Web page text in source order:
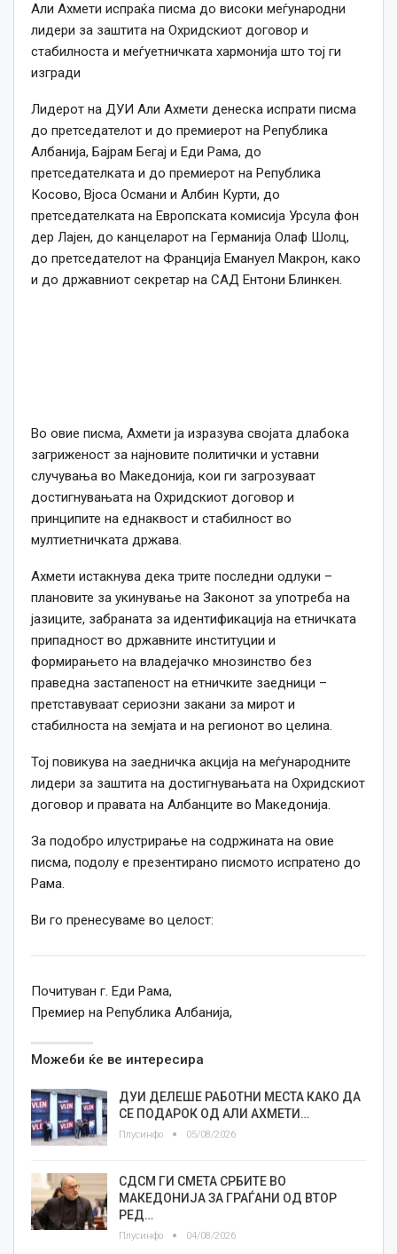
Али Ахмети испраќа писма до високи меѓународни
лидери за заштита на Охридскиот договор и
стабилноста и меѓуетничката хармонија што тој ги
изгради
Лидерот на ДУИ Али Ахмети денеска испрати писма
до претседателот и до премиерот на Република
Албанија, Бајрам Бегај и Еди Рама, до
претседателката и до премиерот на Република
Косово, Вјоса Османи и Албин Курти, до
претседателката на Европската комисија Урсула фон
дер Лајен, до канцеларот на Германија Олаф Шолц,
до претседателот на Франција Емануел Макрон, како
и до државниот секретар на САД Ентони Блинкен.
Во овие писма, Ахмети ја изразува својата длабока
загриженост за најновите политички и уставни
случувања во Македонија, кои ги загрозуваат
достигнувањата на Охридскиот договор и
принципите на еднаквост и стабилност во
мултиетничката држава.
Ахмети истакнува дека трите последни одлуки –
плановите за укинување на Законот за употреба на
јазиците, забраната за идентификација на етничката
припадност во државните институции и
формирањето на владејачко мнозинство без
праведна застапеност на етничките заедници –
претставуваат сериозни закани за мирот и
стабилноста на земјата и на регионот во целина.
Тој повикува на заедничка акција на меѓународните
лидери за заштита на достигнувањата на Охридскиот
договор и правата на Албанците во Македонија.
За подобро илустрирање на содржината на овие
писма, подолу е презентирано писмото испратено до
Рама.
Ви го пренесуваме во целост:
Почитуван г. Еди Рама,
Премиер на Република Албанија,
Можеби ќе ве интересира
ДУИ ДЕЛЕШЕ РАБОТНИ МЕСТА КАКО ДА
СЕ ПОДАРОК ОД АЛИ АХМЕТИ…
Плусинфо 05/08/2026
СДСМ ГИ СМЕТА СРБИТЕ ВО
МАКЕДОНИЈА ЗА ГРАЃАНИ ОД ВТОР
РЕД…
Плусинфо 04/08/2026